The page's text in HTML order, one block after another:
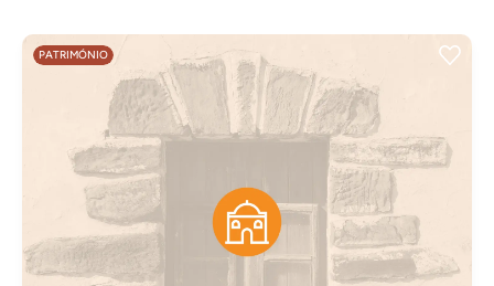
PATRIMÓNIO